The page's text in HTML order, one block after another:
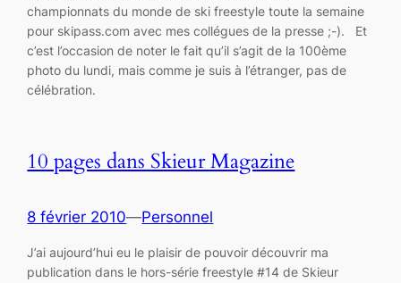
championnats du monde de ski freestyle toute la semaine
pour skipass.com avec mes collégues de la presse ;-). Et
c’est l’occasion de noter le fait qu’il s’agit de la 100ème
photo du lundi, mais comme je suis à l’étranger, pas de
célébration.
10 pages dans Skieur Magazine
8 février 2010—Personnel
J’ai aujourd’hui eu le plaisir de pouvoir découvrir ma
publication dans le hors-série freestyle #14 de Skieur